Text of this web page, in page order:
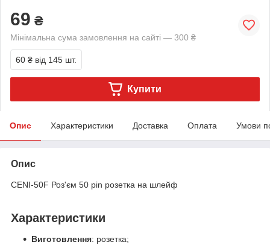
69 ₴
Мінімальна сума замовлення на сайті — 300 ₴
60 ₴ від 145 шт.
Купити
Опис Характеристики Доставка Оплата Умови
Опис
CENI-50F Роз'єм 50 pin розетка на шлейф
Характеристики
Виготовлення: розетка;